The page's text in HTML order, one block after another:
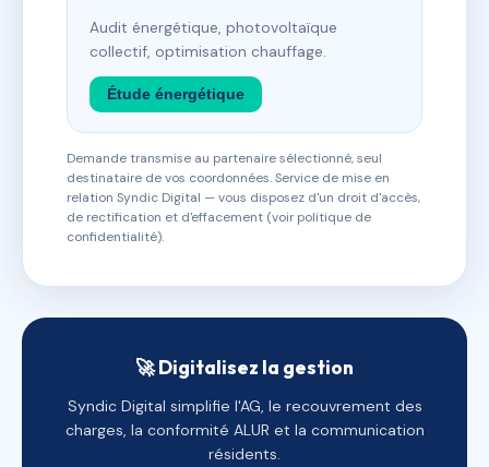
Audit énergétique, photovoltaïque
collectif, optimisation chauffage.
Étude énergétique
Demande transmise au partenaire sélectionné, seul
destinataire de vos coordonnées. Service de mise en
relation Syndic Digital — vous disposez d'un droit d'accès,
de rectification et d'effacement (voir politique de
confidentialité).
🚀 Digitalisez la gestion
Syndic Digital simplifie l'AG, le recouvrement des
charges, la conformité ALUR et la communication
résidents.